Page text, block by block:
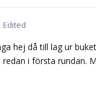
Edited
hej då till lag ur
i första rundan.